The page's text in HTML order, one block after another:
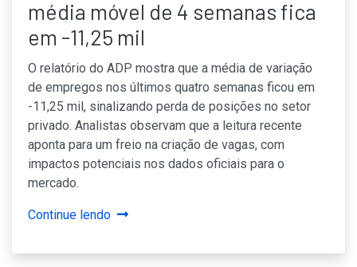
média móvel de 4 semanas fica
em -11,25 mil
O relatório do ADP mostra que a média de variação
de empregos nos últimos quatro semanas ficou em
-11,25 mil, sinalizando perda de posições no setor
privado. Analistas observam que a leitura recente
aponta para um freio na criação de vagas, com
impactos potenciais nos dados oficiais para o
mercado.
Continue lendo